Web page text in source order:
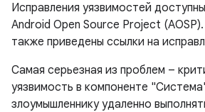
Исправления уязвимостей
Android Open Source Project
также приведены ссылки на
Самая серьезная из проблем –
уязвимость в компоненте
злоумышленнику удаленно